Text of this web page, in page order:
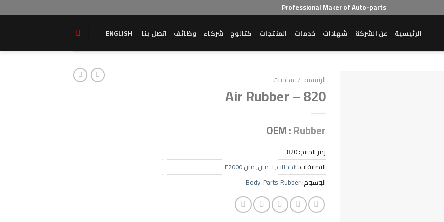
Professional Maker of Auto-parts
الرئيسية عن الشركة شهادات خدمات المنتجات كتالوج شركاء وظائف اتصل بنا ENGLISH
الرئيسية / شاحنات
Air Rubber – 820
OEM :Rubber
رمز المنتج:820
التصنيفات:شاحنات,لـ مان,مان F2000
الوسوم:
Body-Parts, Rubber